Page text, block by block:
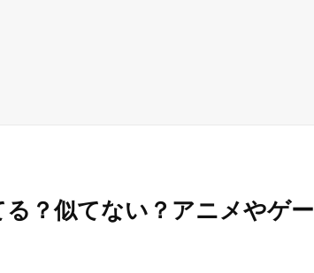
？似てない？アニメやゲー